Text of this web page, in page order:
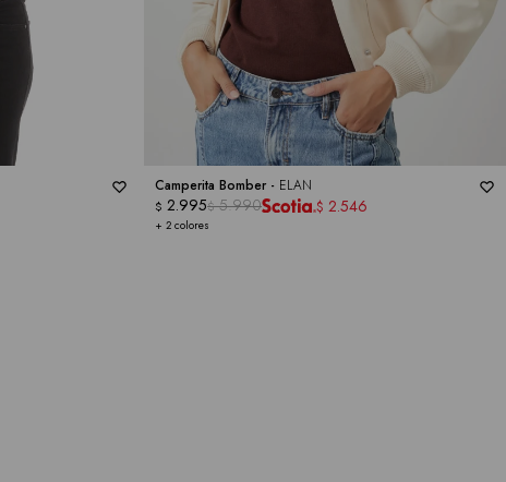
Camperita Bomber - ELAN
+ 2 colores
$ 2.995$ 5.990 $ 2.546